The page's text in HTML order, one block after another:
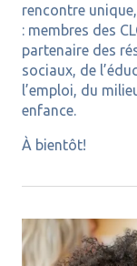
rencontre
: membres des
partenaire des
sociaux, de
l’emploi, du
enfance.
À bientôt!